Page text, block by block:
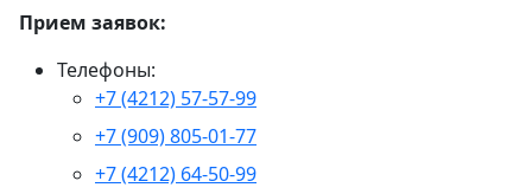
Прием заявок:
Телефоны:
+7 (4212) 57-57-99
+7 (909) 805-01-77
+7 (4212) 64-50-99